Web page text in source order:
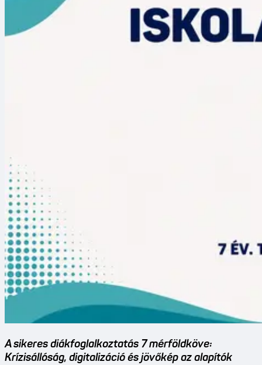
A sikeres diákfoglalkoztatás 7 mérföldköve:
Krízisállóság, digitalizáció és jövőkép az alapítók